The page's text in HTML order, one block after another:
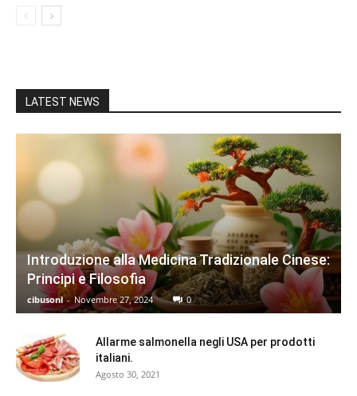
LATEST NEWS
Introduzione alla Medicina Tradizionale Cinese:
Principi e Filosofia
cibusonl - Novembre 27, 2024 0
Allarme salmonella negli USA per prodotti
italiani.
Agosto 30, 2021